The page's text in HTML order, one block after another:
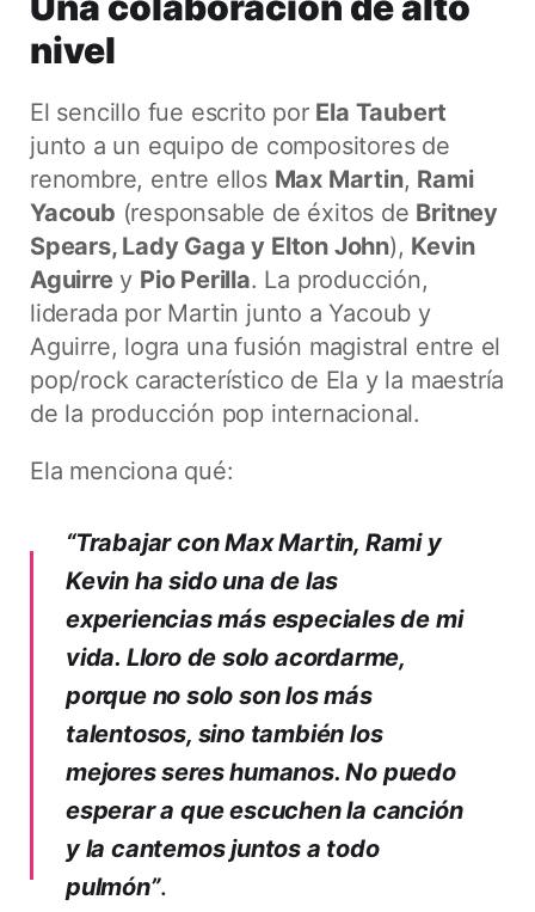
nivel
El sencillo fue escrito por Ela Taubert
junto a un equipo de compositores de
renombre, entre ellos Max Martin, Rami
Yacoub (responsable de éxitos de Britney
Spears, Lady Gaga y Elton John), Kevin
Aguirrey Pio Perilla. La producción,
liderada por Martin junto a Yacoub y
Aguirre, logra una fusión magistral entre el
pop/rock característico de Ela y la maestría
de la producción pop internacional.
Ela menciona qué:
“Trabajar con Max Martin, Rami y
Kevin ha sido una de las
experiencias más especiales de mi
vida. Lloro de solo acordarme,
porque no solo son los más
talentosos, sino también los
mejores seres humanos. No puedo
esperar a que escuchen la canción
y la cantemos juntos a todo
pulmón”.